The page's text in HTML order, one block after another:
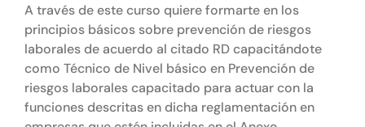
A través de este curso quiere formarte en los
principios básicos sobre prevención de riesgos
laborales de acuerdo al citado RD capacitándote
como Técnico de Nivel básico en Prevención de
riesgos laborales capacitado para actuar con la
funciones descritas en dicha reglamentación en